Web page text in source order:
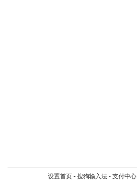
设置首页 - 搜狗输入法 - 支付中心